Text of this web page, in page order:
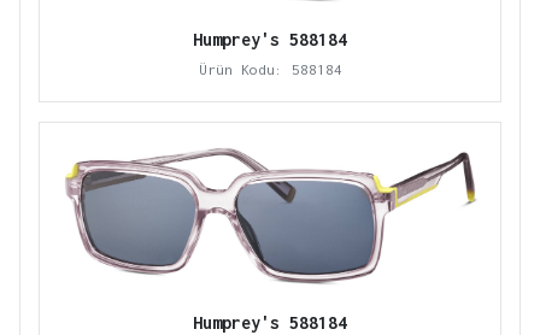
Humprey's 588184
Ürün Kodu: 588184
Humprey's 588184